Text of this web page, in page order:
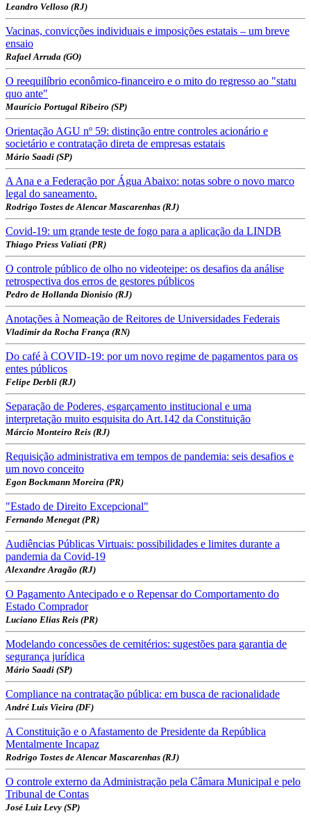
Leandro Velloso (RJ)
Vacinas, convicções individuais e imposições estatais – um breve
ensaio
Rafael Arruda (GO)
O reequilíbrio econômico-financeiro e o mito do regresso ao "statu
quo ante"
Maurício Portugal Ribeiro (SP)
Orientação AGU nº 59: distinção entre controles acionário e
societário e contratação direta de empresas estatais
Mário Saadi (SP)
A Ana e a Federação por Água Abaixo: notas sobre o novo marco
legal do saneamento.
Rodrigo Tostes de Alencar Mascarenhas (RJ)
Covid-19: um grande teste de fogo para a aplicação da LINDB
Thiago Priess Valiati (PR)
O controle público de olho no videoteipe: os desafios da análise
retrospectiva dos erros de gestores públicos
Pedro de Hollanda Dionisio (RJ)
Anotações à Nomeação de Reitores de Universidades Federais
Vladimir da Rocha França (RN)
Do café à COVID-19: por um novo regime de pagamentos para os
entes públicos
Felipe Derbli (RJ)
Separação de Poderes, esgarçamento institucional e uma
interpretação muito esquisita do Art.142 da Constituição
Márcio Monteiro Reis (RJ)
Requisição administrativa em tempos de pandemia: seis desafios e
um novo conceito
Egon Bockmann Moreira (PR)
"Estado de Direito Excepcional"
Fernando Menegat (PR)
Audiências Públicas Virtuais: possibilidades e limites durante a
pandemia da Covid-19
Alexandre Aragão (RJ)
O Pagamento Antecipado e o Repensar do Comportamento do
Estado Comprador
Luciano Elias Reis (PR)
Modelando concessões de cemitérios: sugestões para garantia de
segurança jurídica
Mário Saadi (SP)
Compliance na contratação pública: em busca de racionalidade
André Luis Vieira (DF)
A Constituição e o Afastamento de Presidente da República
Mentalmente Incapaz
Rodrigo Tostes de Alencar Mascarenhas (RJ)
O controle externo da Administração pela Câmara Municipal e pelo
Tribunal de Contas
José Luiz Levy (SP)